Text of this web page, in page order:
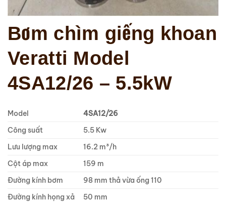
Bơm chìm giếng khoan
Veratti Model
4SA12/26 – 5.5kW
Model
4SA12/26
Công suất
5.5 Kw
Lưu lượng max
16.2 m³/h
Cột áp max
159 m
Đường kính bơm
98 mm thả vừa ống 110
Đường kính họng xả
50 mm